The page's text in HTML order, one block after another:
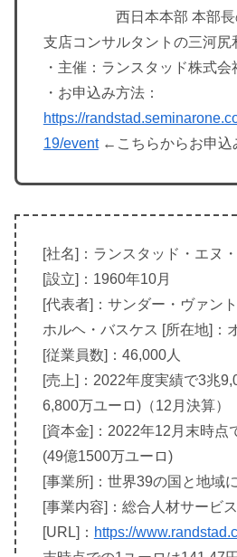
西日本本部 本部長の
支店コンサルタントの三河尻
・主催：ランスタッド株式会
・お申込み方法：
https://
19/event←こちらからお申込
[社名]：ランスタッド・エヌ
[設立]：1960年10月
[代表者]：サンダー・ヴァン
ホルヘ・バスケス [所在地]：
[従業員数]：46,000人
[売上]：2022年度実績で3兆
6,800万ユーロ)（12月決算）
[資本金]：2022年12月末時点
(49億1500万ユーロ)
[事業所]：世界39の国と地域
[事業内容]：総合人材サービ
[URL]： https://